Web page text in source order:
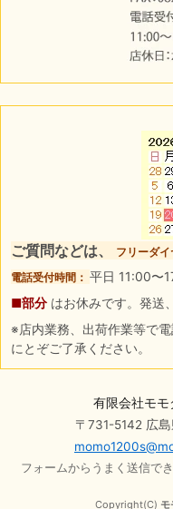
ご質問などは、
フリーダ
電話受付時間： 平日 11:00〜
■部分 はお休みです。発送
※店内業務、出荷作業等で
にとぞご了承ください。
有限会社モモ
〒731-5142 広
フォームからうまく送信で
Copyright(C)